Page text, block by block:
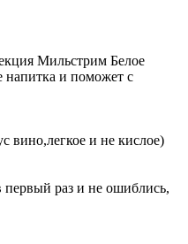
Мильстрим Белое
напитка и поможет с
вино,легкое и не кислое)
раз и не ошиблись,